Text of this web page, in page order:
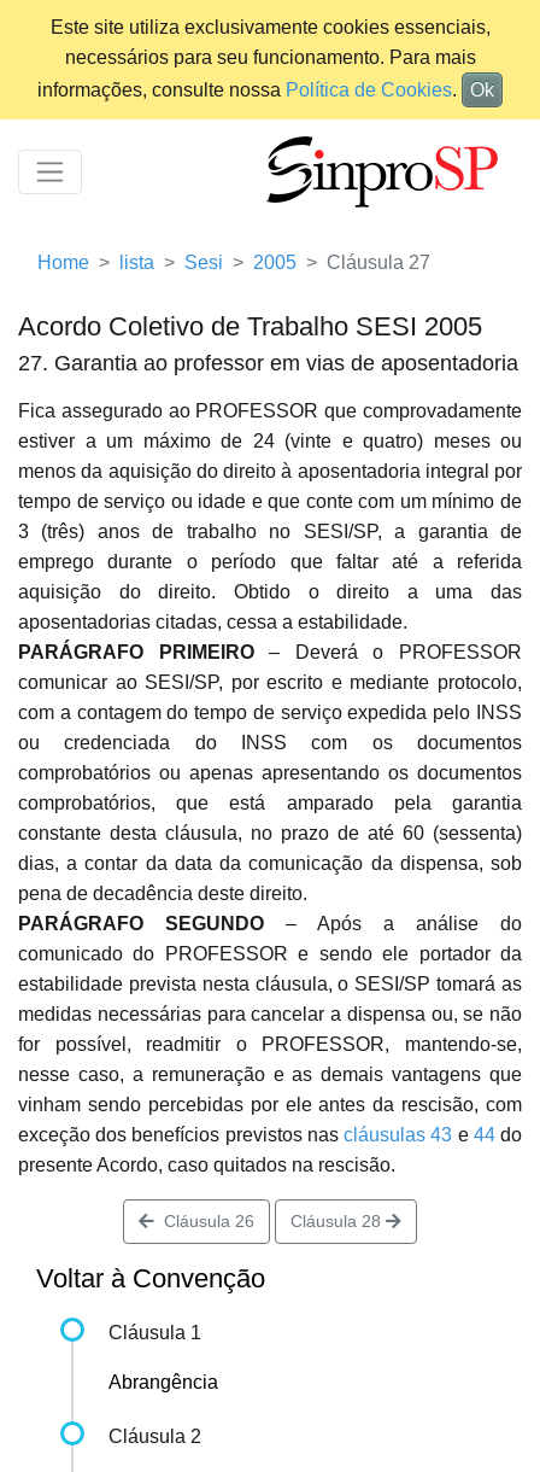
Este site utiliza exclusivamente cookies essenciais,
necessários para seu funcionamento. Para mais
informações, consulte nossa Política de Cookies. Ok
Home lista Sesi 2005 Cláusula 27
Acordo Coletivo de Trabalho SESI 2005
27. Garantia ao professor em vias de aposentadoria
Fica assegurado ao PROFESSOR que comprovadamente
estiver a um máximo de 24 (vinte e quatro) meses ou
menos da aquisição do direito à aposentadoria integral por
tempo de serviço ou idade e que conte com um mínimo de
3 (três) anos de trabalho no SESI/SP, a garantia de
emprego durante o período que faltar até a referida
aquisição do direito. Obtido o direito a uma das
aposentadorias citadas, cessa a estabilidade.
PARÁGRAFO PRIMEIRO– Deverá o PROFESSOR
comunicar ao SESI/SP, por escrito e mediante protocolo,
com a contagem do tempo de serviço expedida pelo INSS
ou credenciada do INSS com os documentos
comprobatórios ou apenas apresentando os documentos
comprobatórios, que está amparado pela garantia
constante desta cláusula, no prazo de até 60 (sessenta)
dias, a contar da data da comunicação da dispensa, sob
pena de decadência deste direito.
PARÁGRAFO SEGUNDO – Após a análise do
comunicado do PROFESSOR e sendo ele portador da
estabilidade prevista nesta cláusula, o SESI/SP tomará as
medidas necessárias para cancelar a dispensa ou, se não
for possível, readmitir o PROFESSOR, mantendo-se,
nesse caso, a remuneração e as demais vantagens que
vinham sendo percebidas por ele antes da rescisão, com
exceção dos benefícios previstos nascláusulas 43 e 44do
presente Acordo, caso quitados na rescisão.
Cláusula 26 Cláusula 28
Voltar à Convenção
Cláusula 1
Abrangência
Cláusula 2